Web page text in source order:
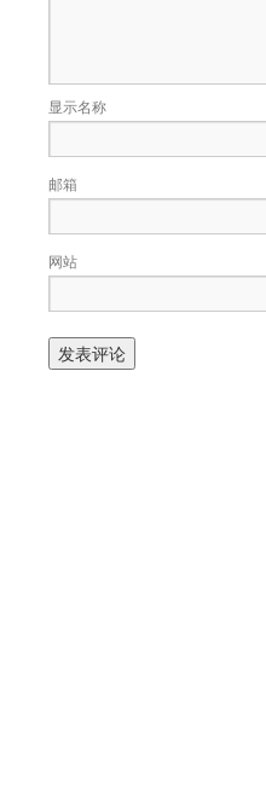
显示名称
邮箱
网站